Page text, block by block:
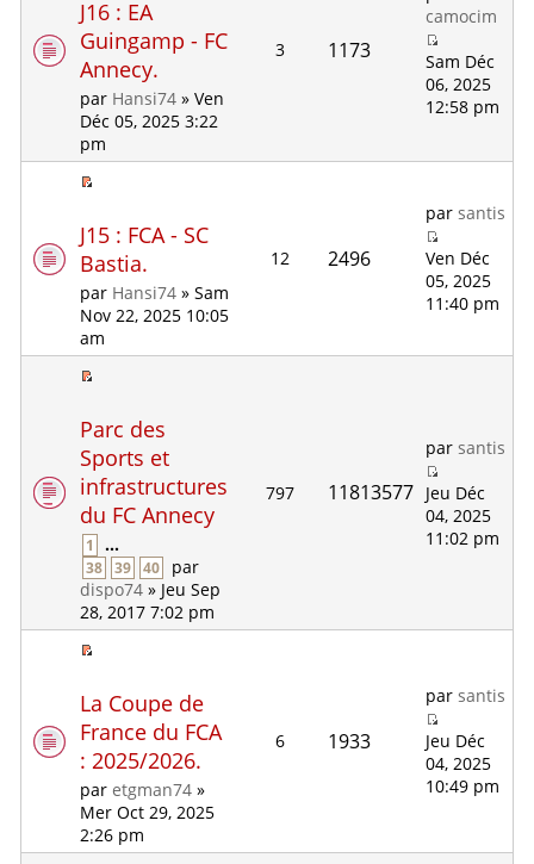
J16 : EA
Guingamp - FC
Annecy.
par Hansi74 » Ven
Déc 05, 2025 3:22
pm
3 1173
camocim
Sam Déc
06, 2025
12:58 pm
J15 : FCA - SC
Bastia.
par Hansi74 » Sam
Nov 22, 2025 10:05
am
12 2496
parsantis
Ven Déc
05, 2025
11:40 pm
Parc des
Sports et
infrastructures
du FC Annecy
1 ...
38 39 40
par
dispo74 » Jeu Sep
28, 2017 7:02 pm
797 11813577
parsantis
Jeu Déc
04, 2025
11:02 pm
La Coupe de
France du FCA
: 2025/2026.
paretgman74 »
Mer Oct 29, 2025
2:26 pm
6 1933
parsantis
Jeu Déc
04, 2025
10:49 pm